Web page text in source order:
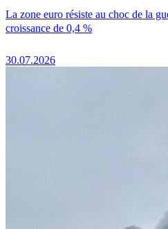
La zone euro résiste au choc de la
croissance de 0,4 %
30.07.2026